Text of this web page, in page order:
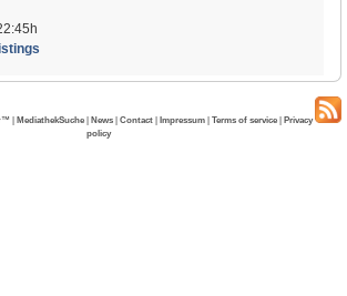
| MediathekSuche | News | Contact | Impressum | Terms of service | Privacy
policy